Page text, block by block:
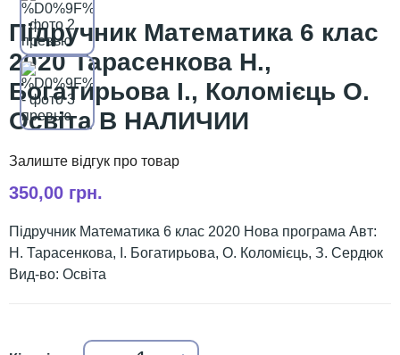
Підручник Математика 6 клас
2020 Тарасенкова Н.,
Богатирьова І., Коломієць О.
Освіта В НАЛИЧИИ
350,00 грн.
Підручник Математика 6 клас 2020 Нова програма Авт:
Н. Тарасенкова, І. Богатирьова, О. Коломієць, З. Сердюк
Вид-во: Освіта